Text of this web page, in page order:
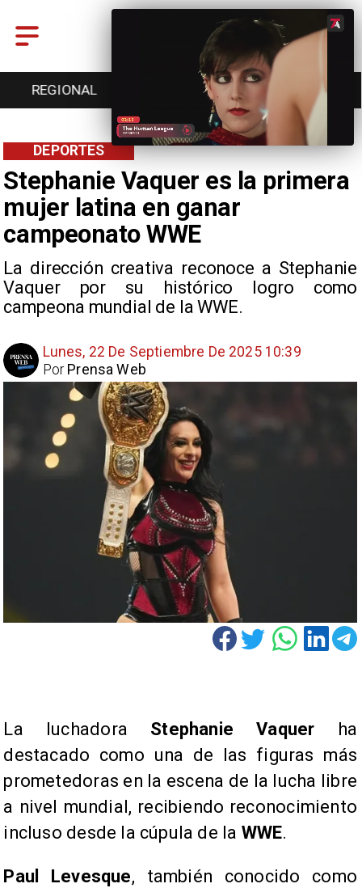
REGIONAL ENTRETENCIÓN DEPORTES
Stephanie Vaquer es la primera
mujer latina en ganar
campeonato WWE
La dirección creativa reconoce a Stephanie
Vaquer por su histórico logro como
campeona mundial de la WWE.
DEPORTES
Lunes, 22 De Septiembre De 2025 10:39
Prensa Web
Por
La luchadora Stephanie Vaquer ha
destacado como una de las figuras más
prometedoras en la escena de la lucha libre
a nivel mundial, recibiendo reconocimiento
incluso desde la cúpula de la WWE.
Paul Levesque, también conocido como